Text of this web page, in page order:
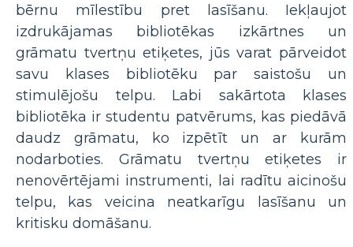
bērnu mīlestību pret lasīšanu. Iekļaujot
izdrukājamas bibliotēkas izkārtnes un
grāmatu tvertņu etiķetes, jūs varat pārveidot
savu klases bibliotēku par saistošu un
stimulējošu telpu. Labi sakārtota klases
bibliotēka ir studentu patvērums, kas piedāvā
daudz grāmatu, ko izpētīt un ar kurām
nodarboties. Grāmatu tvertņu etiķetes ir
nenovērtējami instrumenti, lai radītu aicinošu
telpu, kas veicina neatkarīgu lasīšanu un
kritisku domāšanu.